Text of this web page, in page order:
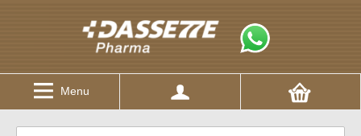
Menu